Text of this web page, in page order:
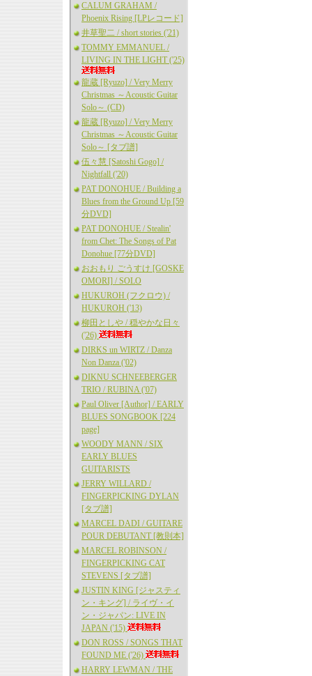
CALUM GRAHAM /
Phoenix Rising [LPレコード]
井草聖二 / short stories ('21)
TOMMY EMMANUEL /
LIVING IN THE LIGHT ('25)
龍蔵 [Ryuzo] / Very Merry
Christmas ～Acoustic Guitar
Solo～ (CD)
龍蔵 [Ryuzo] / Very Merry
Christmas ～Acoustic Guitar
Solo～ [タブ譜]
伍々慧 [Satoshi Gogo] /
Nightfall ('20)
PAT DONOHUE / Building a
Blues from the Ground Up [59
分DVD]
PAT DONOHUE / Stealin'
from Chet: The Songs of Pat
Donohue [77分DVD]
おおもり ごうすけ [GOSKE
OMORI] / SOLO
HUKUROH (フクロウ) /
HUKUROH ('13)
柳田としや / 穏やかな日々
('26)
DIRKS un WIRTZ / Danza
Non Danza ('02)
DIKNU SCHNEEBERGER
TRIO / RUBINA ('07)
Paul Oliver [Author] / EARLY
BLUES SONGBOOK [224
page]
WOODY MANN / SIX
EARLY BLUES
GUITARISTS
JERRY WILLARD /
FINGERPICKING DYLAN
[タブ譜]
MARCEL DADI / GUITARE
POUR DEBUTANT [教則本]
MARCEL ROBINSON /
FINGERPICKING CAT
STEVENS [タブ譜]
JUSTIN KING [ジャスティ
ン・キング] / ライヴ・イ
ン・ジャパン: LIVE IN
JAPAN ('15)
DON ROSS / SONGS THAT
FOUND ME ('26)
HARRY LEWMAN / THE